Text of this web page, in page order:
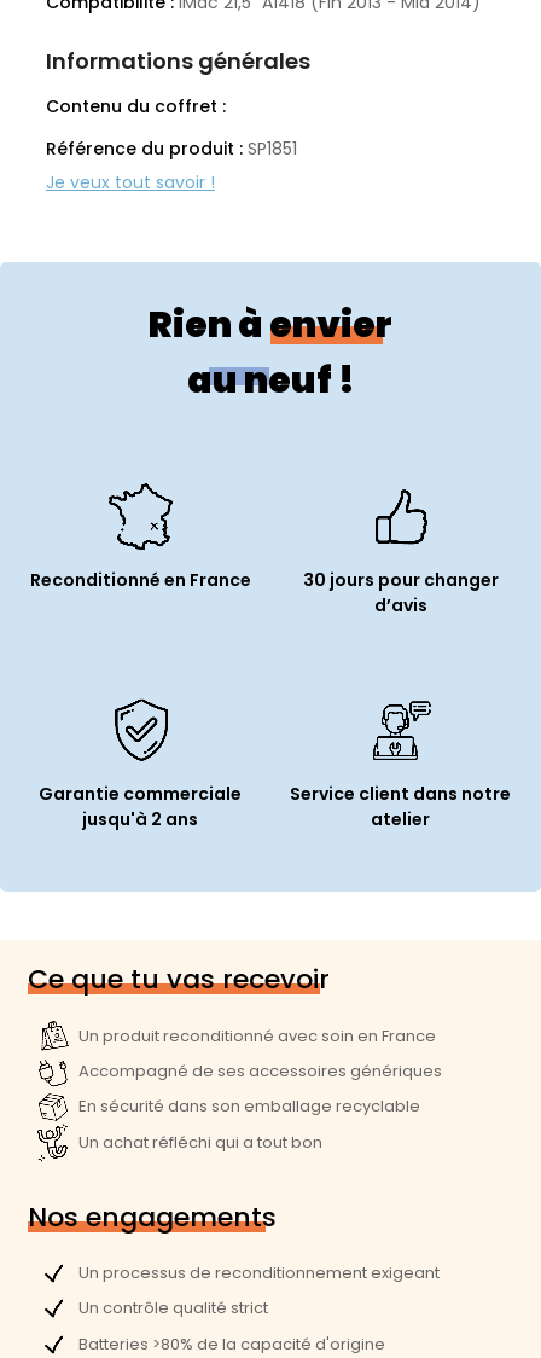
Informations générales
Contenu du coffret :
Référence du produit : SP1851
Rien à envier
au neuf !
Reconditionné en France
30 jours pour changer
d’avis
Garantie commerciale
jusqu'à 2 ans
Service client dans notre
atelier
Ce que tu vas recevoir
Un produit reconditionné avec soin en France
Accompagné de ses accessoires génériques
En sécurité dans son emballage recyclable
Un achat réfléchi qui a tout bon
Nos engagements
Un processus de reconditionnement exigeant
Un contrôle qualité strict
Batteries >80% de la capacité d'origine